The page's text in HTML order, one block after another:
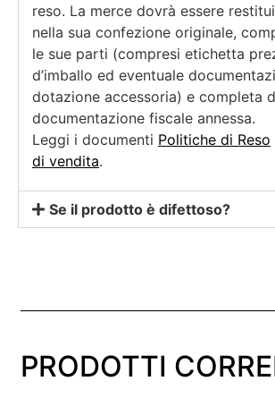
reso. La merce dovrà essere
nella sua confezione originale,
le sue parti (compresi etichetta
d’imballo ed eventuale
dotazione accessoria) e completa
documentazione fiscale annessa.
Leggi i documenti Politiche di Reso
di vendita.
Se il prodotto è difettoso?
PRODOTTI